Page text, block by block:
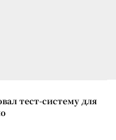
тест-систему для